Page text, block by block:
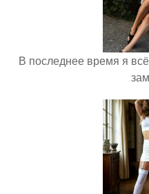
В последнее время я